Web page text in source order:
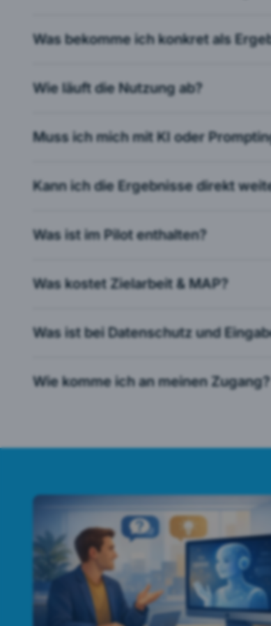
Was bekomme ich konkret als
Wie läuft die Nutzung ab?
Muss ich mich mit KI oder
Kann ich die Ergebnisse direkt
Was ist im Pilot enthalten?
Was kostet Zielarbeit & MAP?
Was ist bei Datenschutz und
Wie komme ich an meinen Zugang?